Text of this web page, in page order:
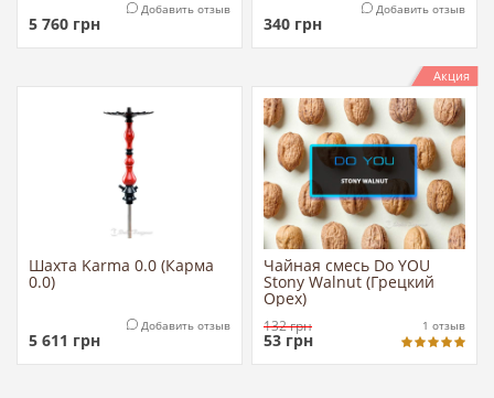
5 760 грн
Добавить отзыв
340 грн
Добавить отзыв
Шахта Karma 0.0 (Карма
0.0)
5 611 грн
Добавить отзыв
Акция
Чайная смесь Do YOU
Stony Walnut (Грецкий
Орех)
132грн
53 грн
1 отзыв